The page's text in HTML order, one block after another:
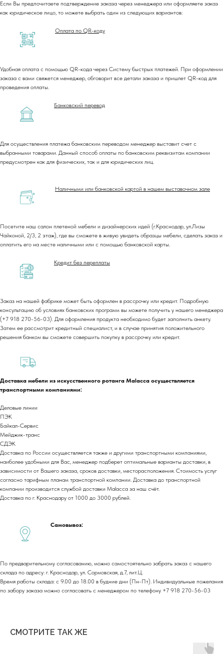
Если Вы предпочитаете подтверждение заказа через менеджера или оформляете заказ
как юридическое лицо, то можете выбрать один из следующих вариантов:
Оплата по QR-коду
Удобная оплата с помощью QR-кода через Систему быстрых платежей. При оформлении
заказа с вами свяжется менеджер, обговорит все детали заказа и пришлет QR-код для
проведения оплаты.
Банковский перевод
Для осуществления платежа банковским переводом менеджер выставит счет с
выбранными товарами. Данный способ оплаты по банковским реквизитам компании
предусмотрен как для физических, так и для юридических лиц.
Наличными или банковской картой в нашем выставочном зале
Посетите наш салон плетеной мебели и дизайнерских идей (г.Краснодар, ул.Лизы
Чайконой, 2/3, 2 этаж), где вы сможете в живую увидеть образцы мебели, сделать заказ и
оплатить его на месте наличными или с помощью банковской карты.
Кредит без переплаты
Заказ на нашей фабрике может быть оформлен в рассрочку или кредит. Подробную
консультацию об условиях банковских программ вы можете получить у нашего менеджера
(+7 918 270-56-03). Для оформления продукта необходимо будет заполнить анкету.
Затем ее рассмотрит кредитный специалист, и в случае принятия положительного
решения банком вы сможете совершить покупку в рассрочку или кредит.
Доставка мебели из искусственного ротанга Malacca осуществляется
транспортными компаниями:
Деловые линии
ПЭК
Байкал-Сервис
Мейджик-транс
СДЭК
Доставка по России осуществляется также и другими транспортными компаниями,
наиболее удобными для Вас, менеджер подберет оптимальные варианты доставки, в
зависимости от Вашего заказа, сроков доставки, месторасположения. Стоимость услуг
согласно тарифным планам транспортной компании. Доставка до транспортной
компании производится службой доставки Malacca за наш счёт.
Доставка по г. Краснодару от 1000 до 3000 рублей.
Самовывоз:
По предварительному согласованию, можно самостоятельно забрать заказ с нашего
склада по адресу: г. Краснодар, ул. Сормовская, д.7, лит.Ц.
Время работы склада: с 9.00 до 18.00 в будние дни (Пн-Пт). Индивидуальные пожелания
по забору заказа можно согласовать с менеджером по телефону +7 918 270-56-03
СМОТРИТЕ ТАК ЖЕ
О компании
Политика обработки персональных данных
Договор оферты
Гостеприимство»
Каталог
Портфолио
Юридический адрес:
350059, г.Краснодар, ул.Уральская, д.22
+7 (918) 270-56-03
пр-т. Мира 211,
ТРЦ Европолис.
Moсковская обл.,г.о. Истра, д.Покровское,
Пн-сб: с 9:00 до 18:00
Вс: выходной
Контакты
Блог
Для бизнеса